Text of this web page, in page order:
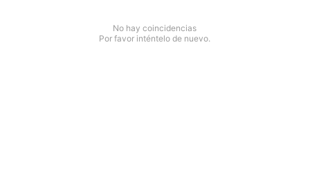
No hay coincidencias
Por favor inténtelo de nuevo.